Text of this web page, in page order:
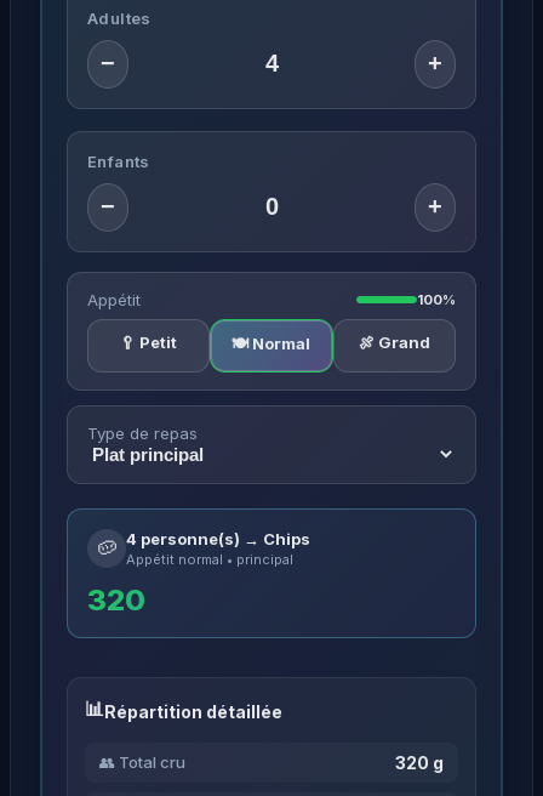
Adultes
− +
Enfants
− +
Appétit 100%
🥄 Petit 🍽️ Normal 🍖 Grand
Type de repas
🥔 4 personne(s) → Chips
Appétit normal • principal
320
Répartition détaillée
👥 Total cru 320 g